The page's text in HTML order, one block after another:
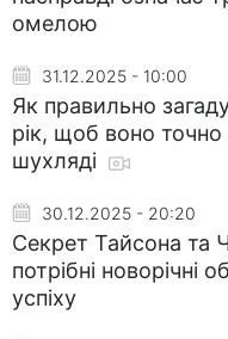
омелою
31.12.2025 - 10:00
Як правильно
рік, щоб воно
шухляді
30.12.2025 - 20:20
Секрет Тайсона та
потрібні новорічні
успіху